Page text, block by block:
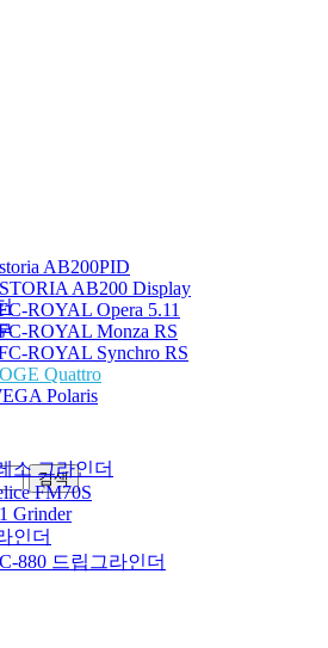
AB200PID
AB200 Display
ROYAL Opera 5.11
ROYAL Monza RS
ROYAL Synchro RS
Quattro
Polaris
소 그라인더
FM70S
Grinder
인더
880 드립그라인더